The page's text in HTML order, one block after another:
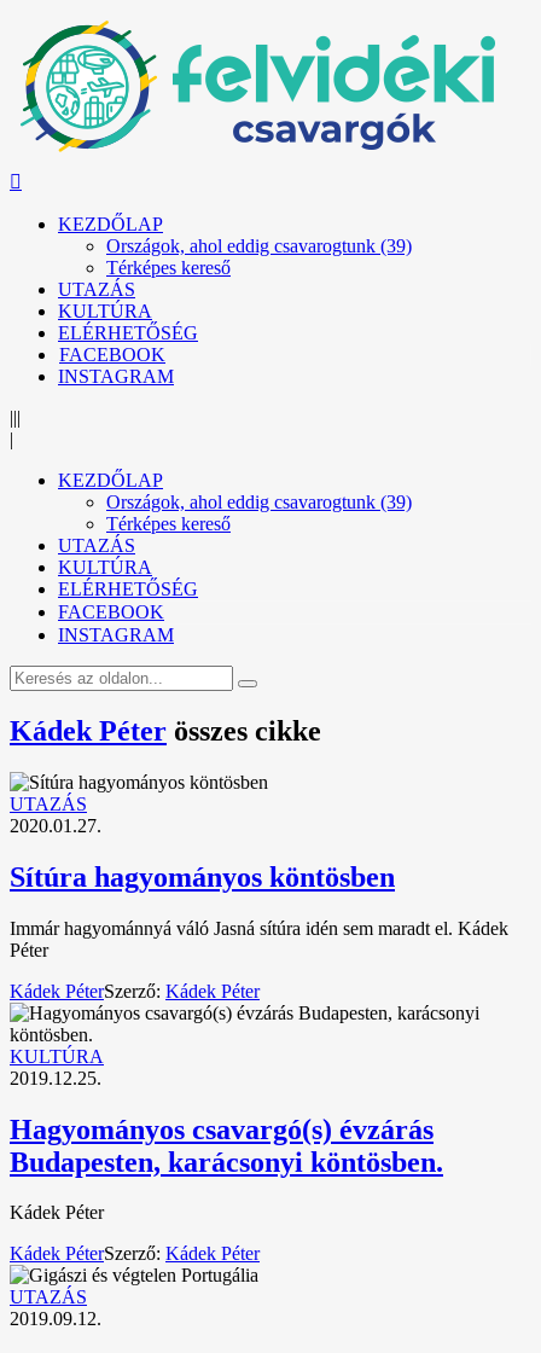
KEZDŐLAP
Országok, ahol eddig csavarogtunk (39)
Térképes kereső
UTAZÁS
KULTÚRA
ELÉRHETŐSÉG
FACEBOOK
INSTAGRAM
|||
|
KEZDŐLAP
Országok, ahol eddig csavarogtunk (39)
Térképes kereső
UTAZÁS
KULTÚRA
ELÉRHETŐSÉG
FACEBOOK
INSTAGRAM
Kádek Péter összes cikke
UTAZÁS
2020.01.27.
Sítúra hagyományos köntösben
Immár hagyománnyá váló Jasná sítúra idén sem maradt el. Kádek
Péter
Kádek PéterSzerző: Kádek Péter
KULTÚRA
2019.12.25.
Hagyományos csavargó(s) évzárás
Budapesten, karácsonyi köntösben.
Kádek Péter
Kádek PéterSzerző: Kádek Péter
UTAZÁS
2019.09.12.